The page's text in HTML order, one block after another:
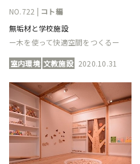
NO.722 | コト編
無垢材と学校施設
ー木を使って快適空間をつくるー
室内環境 文教施設 2020.10.31